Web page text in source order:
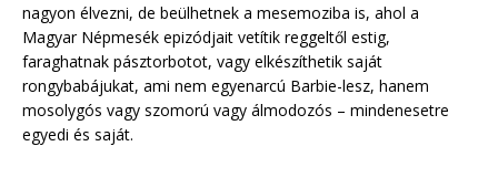
nagyon élvezni, de beülhetnek a mesemoziba is, ahol a
Magyar Népmesék epizódjait vetítik reggeltől estig,
faraghatnak pásztorbotot, vagy elkészíthetik saját
rongybabájukat, ami nem egyenarcú Barbie-lesz, hanem
mosolygós vagy szomorú vagy álmodozós – mindenesetre
egyedi és saját.